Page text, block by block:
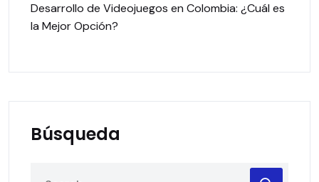
Desarrollo de Videojuegos en Colombia: ¿Cuál es
la Mejor Opción?
Búsqueda